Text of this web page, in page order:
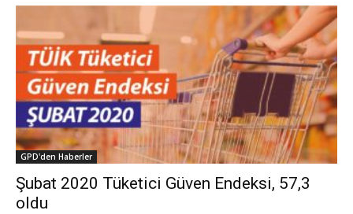
GPD'den Haberler
Şubat 2020 Tüketici Güven Endeksi, 57,3
oldu